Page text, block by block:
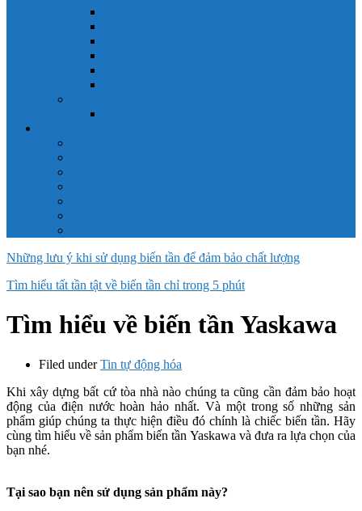
Những lưu ý khi sử dụng biến tần để đảm bảo chất lượng
Tìm hiểu tất tần tật về biến tần chỉ trong 5 phút
Tìm hiểu về biến tần Yaskawa
Filed underTin tự động hóa
Khi xây dựng bất cứ tòa nhà nào chúng ta cũng cần đảm bảo hoạt
động của điện nước hoàn hảo nhất. Và một trong số những sản
phẩm giúp chúng ta thực hiện điều đó chính là chiếc biến tần. Hãy
cùng tìm hiểu về sản phẩm biến tần Yaskawa và đưa ra lựa chọn của
bạn nhé.
Tại sao bạn nên sử dụng sản phẩm này?